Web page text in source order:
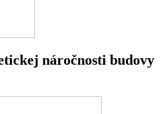
náročnosti budovy